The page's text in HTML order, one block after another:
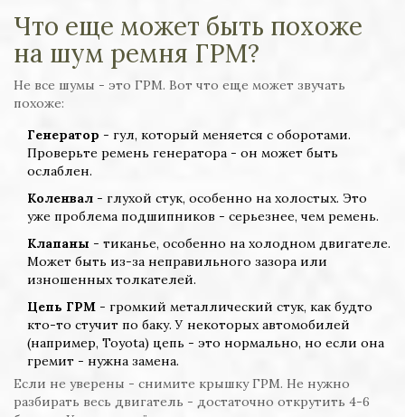
Что еще может быть похоже
на шум ремня ГРМ?
Не все шумы - это ГРМ. Вот что еще может звучать
похоже:
Генератор - гул, который меняется с оборотами.
Проверьте ремень генератора - он может быть
ослаблен.
Коленвал - глухой стук, особенно на холостых. Это
уже проблема подшипников - серьезнее, чем ремень.
Клапаны - тиканье, особенно на холодном двигателе.
Может быть из-за неправильного зазора или
изношенных толкателей.
Цепь ГРМ - громкий металлический стук, как будто
кто-то стучит по баку. У некоторых автомобилей
(например, Toyota) цепь - это нормально, но если она
гремит - нужна замена.
Если не уверены - снимите крышку ГРМ. Не нужно
разбирать весь двигатель - достаточно открутить 4-6